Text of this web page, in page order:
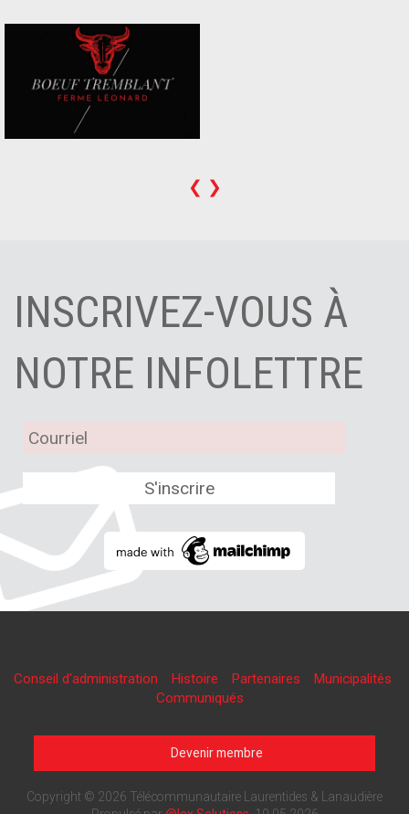
❮ ❯
INSCRIVEZ-VOUS À
NOTRE INFOLETTRE
Conseil d'administration Histoire Partenaires
Municipalités
Communiqués
Devenir membre
Copyright © 2026 Télécommunautaire Laurentides & Lanaudière